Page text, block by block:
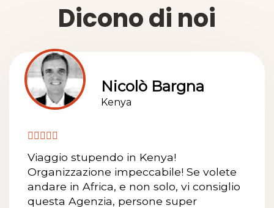
Dicono di noi
Nicolò Bargna
Kenya
Viaggio stupendo in Kenya!
Organizzazione impeccabile! Se volete
andare in Africa, e non solo, vi consiglio
questa Agenzia, persone super